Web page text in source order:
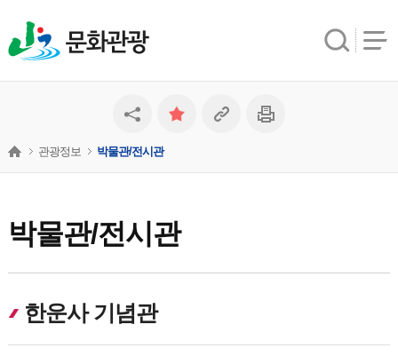
문화관광
박물관/전시관
관광정보 박물관/전시관
한운사 기념관